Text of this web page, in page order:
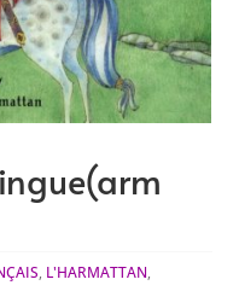
, L'HARMATTAN,